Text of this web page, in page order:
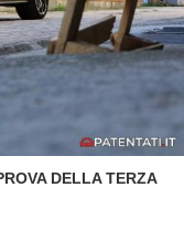
DELLA TERZA